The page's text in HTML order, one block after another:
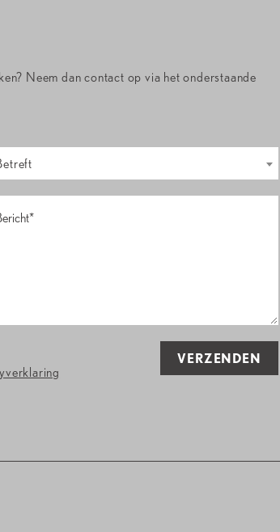
Neem dan contact op via het onderstaande
VERZENDEN